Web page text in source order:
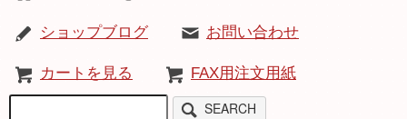
ショップブログ お問い合わせ
カートを見る FAX用注文用紙
SEARCH